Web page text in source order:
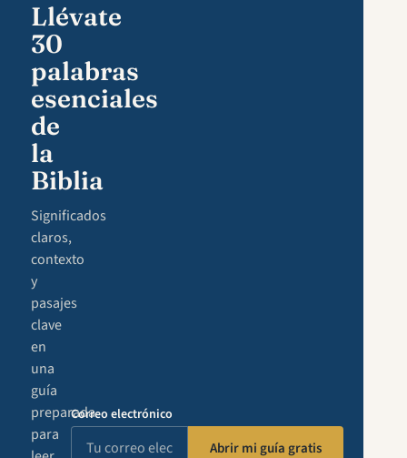
Llévate
30
palabras
esenciales
de
la
Biblia
Significados
claros,
contexto
y
pasajes
clave
en
una
guía
preparada
para
Correo electrónico
Abrir mi guía gratis